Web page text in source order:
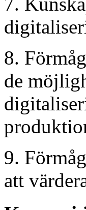
8.
de
9.
att